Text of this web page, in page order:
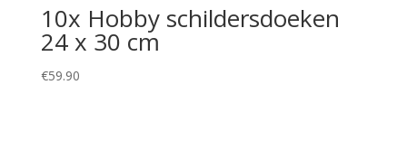
10x Hobby schildersdoeken
24 x 30 cm
€59.90